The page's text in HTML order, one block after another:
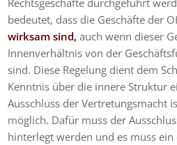
Rechtsgeschäfte durchgeführt
bedeutet, dass die Geschäfte der
wirksam sind, auch wenn dieser
Innenverhältnis von der
sind. Diese Regelung dient dem
Kenntnis über die innere Struktur
Ausschluss der Vertretungsmacht
möglich. Dafür muss der
hinterlegt werden und es muss ein